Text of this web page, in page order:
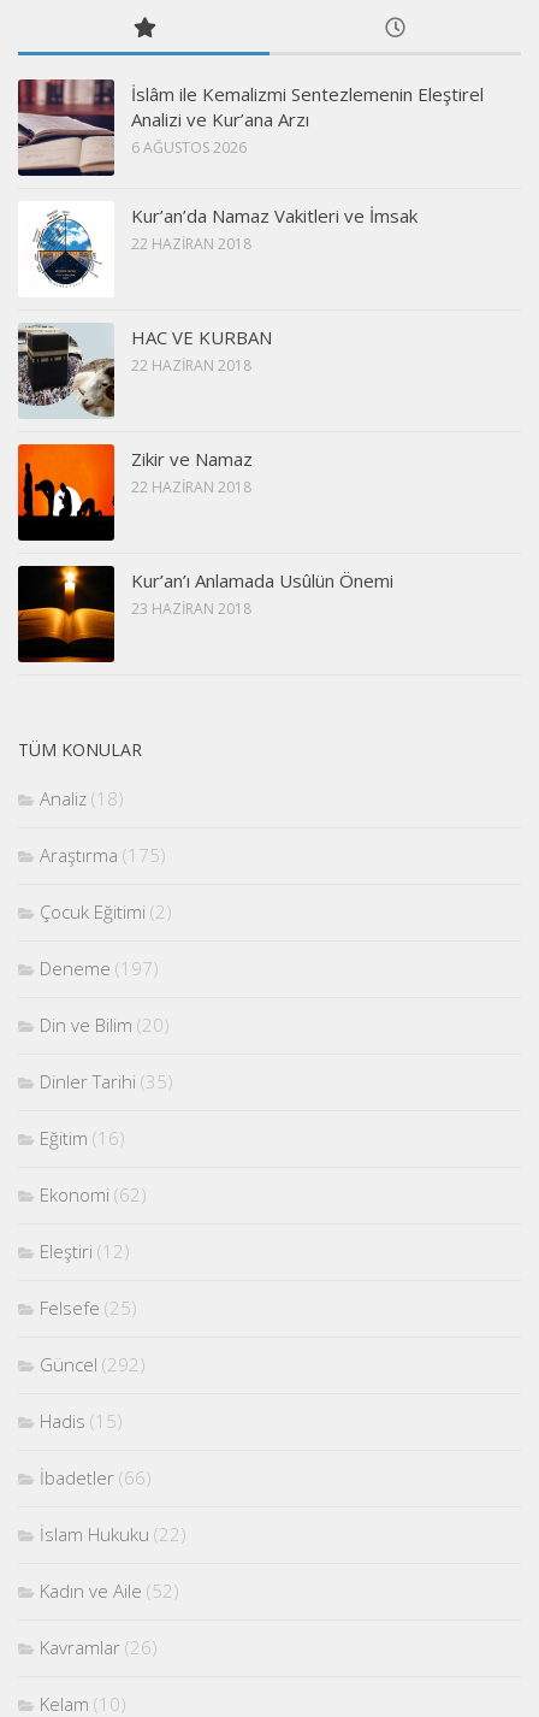
İslâm ile Kemalizmi Sentezlemenin Eleştirel
Analizi ve Kur’ana Arzı
6 AĞUSTOS 2026
Kur’an’da Namaz Vakitleri ve İmsak
22 HAZIRAN 2018
HAC VE KURBAN
22 HAZIRAN 2018
Zikir ve Namaz
22 HAZIRAN 2018
Kur’an’ı Anlamada Usûlün Önemi
23 HAZIRAN 2018
TÜM KONULAR
Analiz (18)
Araştırma (175)
Çocuk Eğitimi (2)
Deneme (197)
Din ve Bilim (20)
Dinler Tarihi (35)
Eğitim (16)
Ekonomi (62)
Eleştiri (12)
Felsefe (25)
Güncel (292)
Hadis (15)
İbadetler (66)
İslam Hukuku (22)
Kadın ve Aile (52)
Kavramlar (26)
Kelam (10)